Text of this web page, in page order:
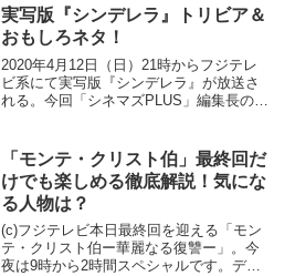
ター）』3位（NEW）『ガーディアン
ズ・オブ・ギャラ...
実写版『シンデレラ』トリビア＆
おもしろネタ！
2020年4月12日（日）21時からフジテレ
ビ系にて実写版『シンデレラ』が放送さ
れる。今回「シネマズPLUS」編集長の柳
「シネマズPLUS」上においても９つを簡
潔に...
「モンテ・クリスト伯」最終回だ
けでも楽しめる徹底解説！気にな
る人物は？
(c)フジテレビ本日最終回を迎える「モン
テ・クリスト伯ー華麗なる復讐ー」。今
夜は9時から2時間スペシャルです。ディ